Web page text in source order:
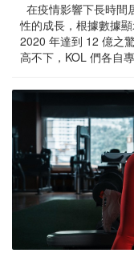
在疫情影響下長時間
性的成長，根據數據
2020 年達到 12 億之
高不下，KOL 們各自